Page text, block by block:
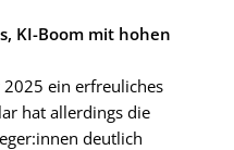
KI-Boom mit hohen
ein erfreuliches
hat allerdings die
deutlich